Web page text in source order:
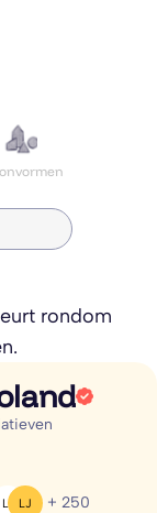
rondom
L( LJ + 250